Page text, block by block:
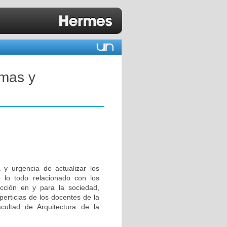
y
y urgencia de actualizar los
lo todo relacionado con los
en y para la sociedad,
de los docentes de la
de Arquitectura de la